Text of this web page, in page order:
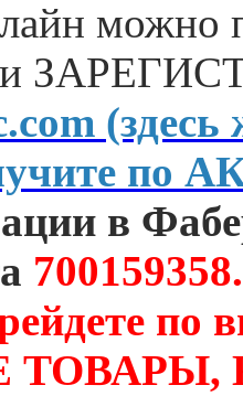
можно
по
в
700159358.
по